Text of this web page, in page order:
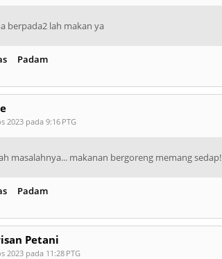
berpada2 lah makan ya
Padam
2023 pada 9:16 PTG
masalahnya... makanan bergoreng memang sedap!
Padam
Petani
2023 pada 11:28 PTG